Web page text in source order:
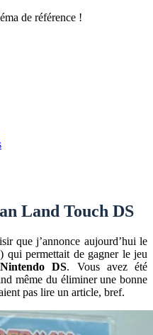
de référence !
Land Touch DS
que j’annonce aujourd’hui le
qui permettait de gagner le jeu
DS. Vous avez été
même du éliminer une bonne
pas lire un article, bref.